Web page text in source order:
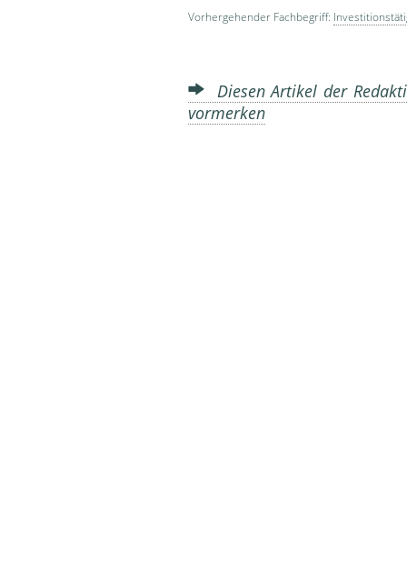
Vorhergehender Fachbegriff:
Diesen Artikel der
vormerken